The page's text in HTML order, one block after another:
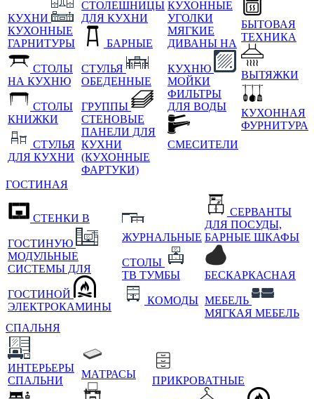
КУХНИ
КУХОННЫЕ
ГАРНИТУРЫ
СТОЛЫ
НА КУХНЮ
СТОЛЫ
КНИЖКИ
СТУЛЬЯ
ДЛЯ КУХНИ
СТОЛЕШНИЦЫ
ДЛЯ КУХНИ
БАРНЫЕ
СТУЛЬЯ
ОБЕДЕННЫЕ
ГРУППЫ
СТЕНОВЫЕ
ПАНЕЛИ ДЛЯ
КУХНИ
(КУХОННЫЕ
ФАРТУКИ)
КУХОННЫЕ
УГОЛКИ
МЯГКИЕ
ДИВАНЫ НА
КУХНЮ
МОЙКИ
ФИЛЬТРЫ
ДЛЯ ВОДЫ
СМЕСИТЕЛИ
БЫТОВАЯ
ТЕХНИКА
ВЫТЯЖКИ
КУХОННАЯ
ФУРНИТУРА
ГОСТИНАЯ
СТЕНКИ В
ГОСТИНУЮ
МОДУЛЬНЫЕ
СИСТЕМЫ ДЛЯ
ГОСТИНОЙ
ЭЛЕКТРОКАМИНЫ
ЖУРНАЛЬНЫЕ
СТОЛЫ
ТВ ТУМБЫ
КОМОДЫ
СЕРВАНТЫ
ДЛЯ ПОСУДЫ,
БАРНЫЕ ШКАФЫ
БЕСКАРКАСНАЯ
МЕБЕЛЬ
МЯГКАЯ МЕБЕЛЬ
СПАЛЬНЯ
ИНТЕРЬЕРЫ
СПАЛЬНИ
МАТРАСЫ
ПРИКРОВАТНЫЕ